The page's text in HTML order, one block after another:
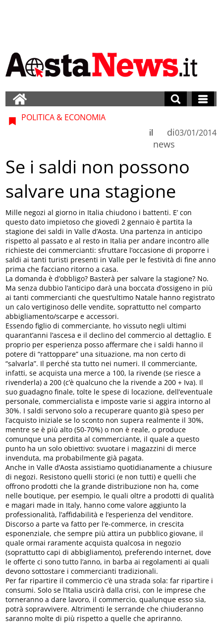
POLITICA & ECONOMIA
di
news
il 03/01/2014
Se i saldi non possono
salvare una stagione
Mille negozi al giorno in Italia chiudono i battenti. E’ con
questo dato impietoso che giovedì 2 gennaio è partita la
stagione dei saldi in Valle d’Aosta. Una partenza in anticipo
rispetto al passato e al resto in Italia per andare incontro alle
richieste dei commercianti: sfruttare l’occasione di proporre i
saldi ai tanti turisti presenti in Valle per le festività di fine anno
prima che facciano ritorno a casa.
La domanda è d’obbligo? Basterà per salvare la stagione? No.
Ma senza dubbio l’anticipo darà una boccata d’ossigeno in più
ai tanti commercianti che quest’ultimo Natale hanno registrato
un calo vertiginoso delle vendite, soprattutto nel comparto
abbigliamento/scarpe e accessori.
Essendo figlio di commerciante, ho vissuto negli ultimi
quarant’anni l’ascesa e il declino del commercio al dettaglio. E
proprio per esperienza posso affermare che i saldi hanno il
potere di “rattoppare” una situazione, ma non certo di
“salvarla”. Il perché sta tutto nei numeri. Il commerciante,
infatti, se acquista una merce a 100, la rivende (se riesce a
rivenderla) a 200 (c’è qualcuno che la rivende a 200 + Iva). Il
suo guadagno finale, tolte le spese di locazione, dell’eventuale
personale, commercialista e imposte varie si aggira intorno al
30%. I saldi servono solo a recuperare quanto già speso per
l’acquisto iniziale se lo sconto non supera realmente il 30%,
mentre se è più alto (50-70%) o non è reale, o produce
comunque una perdita al commerciante, il quale a questo
punto ha un solo obiettivo: svuotare i magazzini di merce
invenduta, ma probabilmente già pagata.
Anche in Valle d’Aosta assistiamo quotidianamente a chiusure
di negozi. Resistono quelli storici (e non tutti) e quelli che
offrono prodotti che la grande distribuzione non ha, come
nelle boutique, per esempio, le quali oltre a prodotti di qualità
e magari made in Italy, hanno come valore aggiunto la
professionalità, l’affidabilità e l’esperienza del venditore.
Discorso a parte va fatto per l’e-commerce, in crescita
esponenziale, che sempre più attira un pubblico giovane, il
quale ormai raramente acquista qualcosa in negozio
(soprattutto capi di abbigliamento), preferendo internet, dove
le offerte ci sono tutto l’anno, in barba ai regolamenti ai quali
devono sottostare i commercianti tradizionali.
Per far ripartire il commercio c’è una strada sola: far ripartire i
consumi. Solo se l’Italia uscirà dalla crisi, con le imprese che
torneranno a dare lavoro, il commercio, qualunque esso sia,
potrà sopravvivere. Altrimenti le serrande che chiuderanno
saranno molte di più rispetto a quelle che apriranno.